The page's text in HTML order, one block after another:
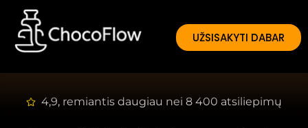
UŽSISAKYTI DABAR
4,9, remiantis daugiau nei 8 400 atsiliepimų